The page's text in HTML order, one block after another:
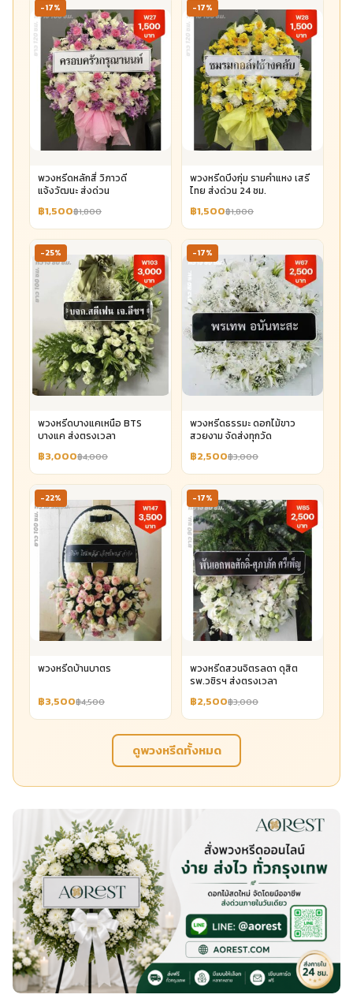
-17%
พวงหรีดหลักสี่ วิภาวดี
แจ้งวัฒนะ ส่งด่วน
฿1,500฿1,800
-17%
พวงหรีดบึงกุ่ม รามคำแหง เสรี
ไทย ส่งด่วน 24 ชม.
฿1,500฿1,800
-25%
พวงหรีดบางแคเหนือ BTS
บางแค ส่งตรงเวลา
฿3,000฿4,000
-17%
พวงหรีดธรรมะ ดอกไม้ขาว
สวยงาม จัดส่งทุกวัด
฿2,500฿3,000
-22%
พวงหรีดบ้านบาตร
฿3,500฿4,500
-17%
พวงหรีดสวนจิตรลดา ดุสิต
รพ.วชิรฯ ส่งตรงเวลา
฿2,500฿3,000
ดูพวงหรีดทั้งหมด